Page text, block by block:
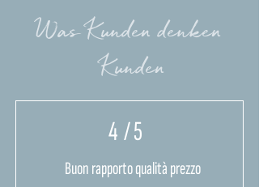
Was Kunden denken
Kunden
4/ 5
Buon rapporto qualità prezzo